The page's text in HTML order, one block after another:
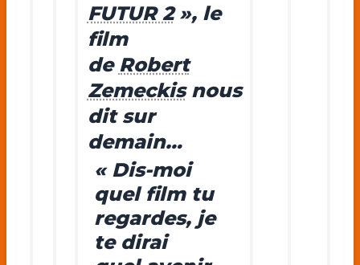
FUTUR 2», le
film
de Robert
Zemeckisnous
dit sur
demain…
« Dis-moi
quel film tu
regardes, je
te dirai